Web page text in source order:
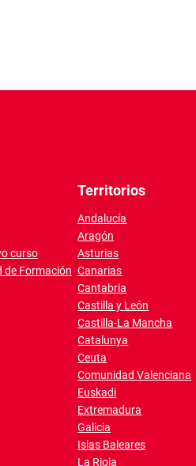
curso
de Formación
Territorios
Andalucía
Aragón
Asturias
Canarias
Cantabria
Castilla y León
Castilla-La Mancha
Catalunya
Ceuta
Comunidad Valenciana
Euskadi
Extremadura
Galicia
Islas Baleares
La Rioja